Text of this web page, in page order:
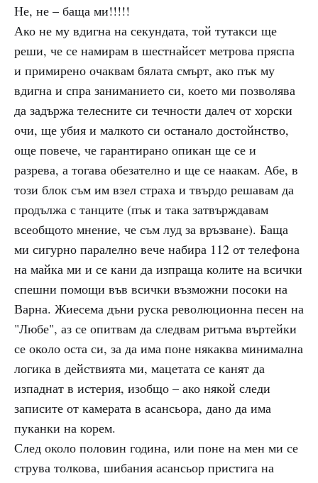
Не, не – баща ми!!!!!
Ако не му вдигна на секундата, той тутакси ще
реши, че се намирам в шестнайсет метрова пряспа
и примирено очаквам бялата смърт, ако пък му
вдигна и спра заниманието си, което ми позволява
да задържа телесните си течности далеч от хорски
очи, ще убия и малкото си останало достойнство,
още повече, че гарантирано опикан ще се и
разрева, а тогава обезателно и ще се наакам. Абе, в
този блок съм им взел страха и твърдо решавам да
продължа с танците (пък и така затвърждавам
всеобщото мнение, че съм луд за връзване). Баща
ми сигурно паралелно вече набира 112 от телефона
на майка ми и се кани да изпраща колите на всички
спешни помощи във всички възможни посоки на
Варна. Жиесема дъни руска революционна песен на
"Любе", аз се опитвам да следвам ритъма въртейки
се около оста си, за да има поне някаква минимална
логика в действията ми, мацетата се канят да
изпаднат в истерия, изобщо – ако някой следи
записите от камерата в асансьора, дано да има
пуканки на корем.
След около половин година, или поне на мен ми се
струва толкова, шибания асансьор пристига на